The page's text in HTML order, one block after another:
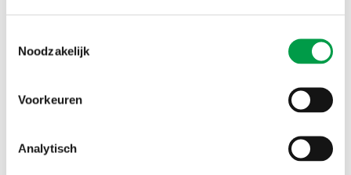
Noodzakelijk
Voorkeuren
Analytisch
De VLAIO-app ondersteunt je onderneming